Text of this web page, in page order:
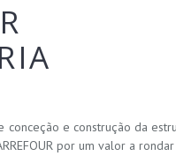
conceção e construção da
por um valor a